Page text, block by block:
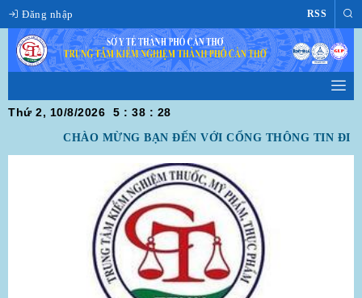
Đăng nhập RSS
Thứ 2, 10/8/2026 5 : 38 : 28
CHÀO MỪNG BẠN ĐẾN VỚI CỔNG THÔNG TIN